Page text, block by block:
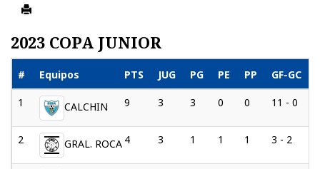
2023 COPA JUNIOR
# Equipos PTS JUG PG PE PP GF-GC
1 CALCHIN 9 3 3 0 0 11 - 0
2 GRAL. ROCA 4 3 1 1 1 3 - 2